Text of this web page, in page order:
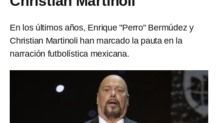
En los últimos años, Enrique "Perro" Bermúdez y
Christian Martinoli han marcado la pauta en la
narración futbolística mexicana.